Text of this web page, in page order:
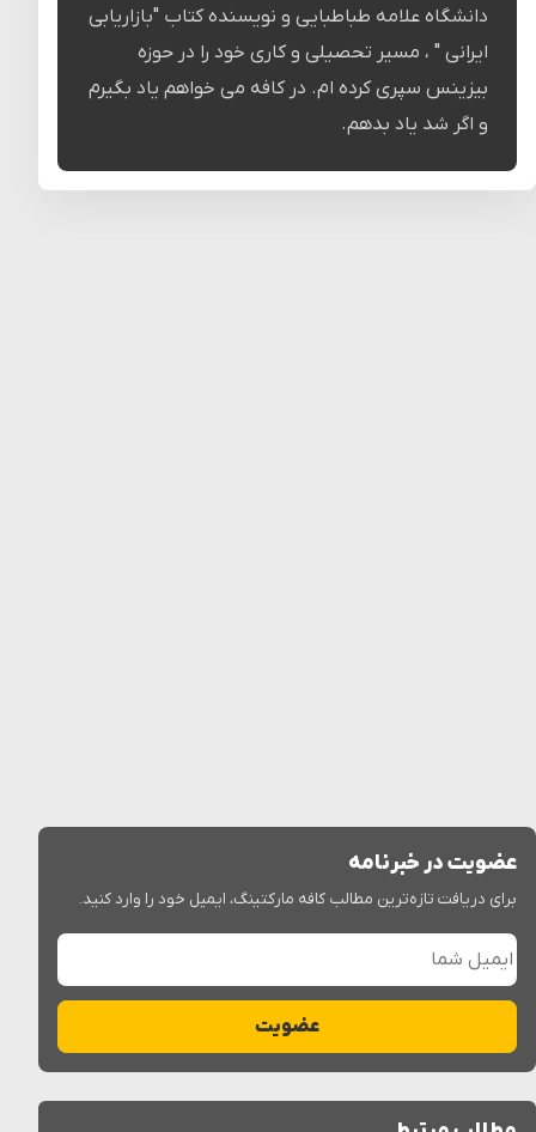
دانشگاه علامه طباطبایی و نویسنده کتاب "بازاریابی
ایرانی " ، مسیر تحصیلی و کاری خود را در حوزه
بیزینس سپری کرده ام. در کافه می خواهم یاد بگیرم
و اگر شد یاد بدهم.
عضویت در خبرنامه
برای دریافت تازه‌ترین مطالب کافه مارکتینگ، ایمیل خود را وارد کنید.
ایمیل شما
عضویت